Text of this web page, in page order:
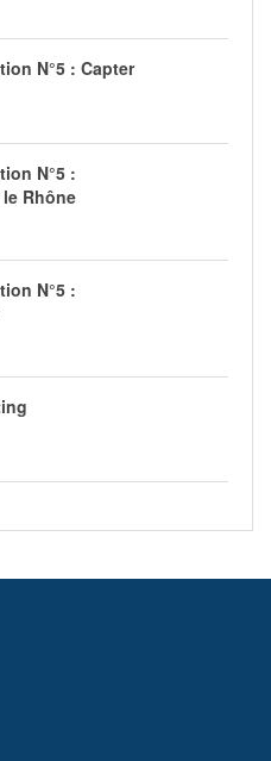
N°5 : Capter
N°5 :
Rhône
N°5 :